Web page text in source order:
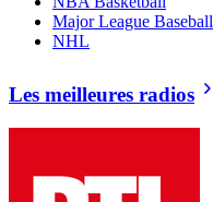
Major League Baseball
NHL
Les meilleures radios